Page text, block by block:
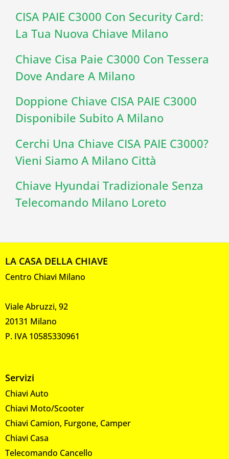
CISA PAIE C3000 Con Security Card:
La Tua Nuova Chiave Milano
Chiave Cisa Paie C3000 Con Tessera
Dove Andare A Milano
Doppione Chiave CISA PAIE C3000
Disponibile Subito A Milano
Cerchi Una Chiave CISA PAIE C3000?
Vieni Siamo A Milano Città
Chiave Hyundai Tradizionale Senza
Telecomando Milano Loreto
LA CASA DELLA CHIAVE
Centro Chiavi Milano
Viale Abruzzi, 92
20131 Milano
P. IVA 10585330961
Servizi
Chiavi Auto
Chiavi Moto/Scooter
Chiavi Camion, Furgone, Camper
Chiavi Casa
Telecomando Cancello